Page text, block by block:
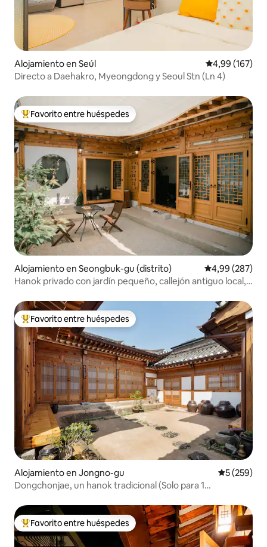
Alojamiento en Seúl Calificación
4,99 (167)
Directo a Daehakro, Myeongdong y Seoul Stn (Ln 4)
Favorito entre los huéspedes más destacados
Favorito entre huéspedes
Alojamiento en Seongbuk-gu (distrito) Calificación
4,99 (287)
Hanok privado con jardín pequeño, callejón antiguo local,
Favorito entre los huéspedes más destacados
Favorito entre huéspedes
Alojamiento en Jongno-gu
5 (259)
Dongchonjae, un hanok tradicional (Solo para 1
Favorito entre los huéspedes más destacados
Favorito entre huéspedes